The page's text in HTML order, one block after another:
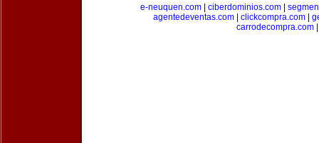
e-neuquen.com
ciberdominios.com
agentedeventas.com| clickcompra.com|
carrodecompra.com|